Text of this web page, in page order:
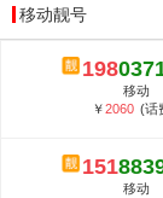
2020​联通最
2020​电信最
5G套餐资费
郑州全号网
移动靓号
198
移动
￥2060 (话
151
移动